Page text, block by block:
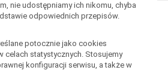
nie udostępniamy ich nikomu, chyba
odpowiednich przepisów.
potocznie jako cookies
statystycznych. Stosujemy
konfiguracji serwisu, a także w